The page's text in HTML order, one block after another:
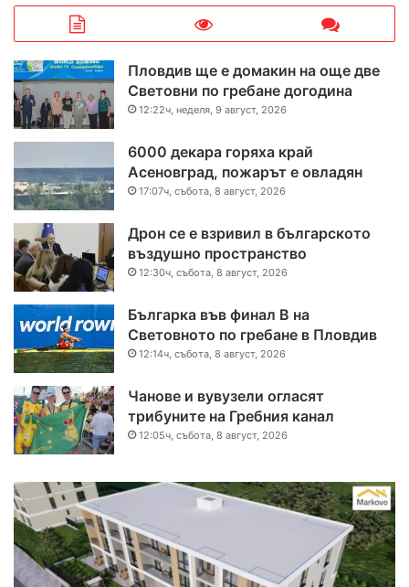
Пловдив ще е домакин на още две
Световни по гребане догодина
12:22ч, неделя, 9 август, 2026
6000 декара горяха край
Асеновград, пожарът е овладян
17:07ч, събота, 8 август, 2026
Дрон се е взривил в българското
въздушно пространство
12:30ч, събота, 8 август, 2026
Българка във финал B на
Световното по гребане в Пловдив
12:14ч, събота, 8 август, 2026
Чанове и вувузели огласят
трибуните на Гребния канал
12:05ч, събота, 8 август, 2026